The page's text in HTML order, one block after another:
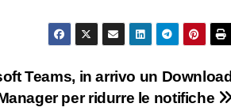
Teams, in arrivo un Download
per ridurre le notifiche